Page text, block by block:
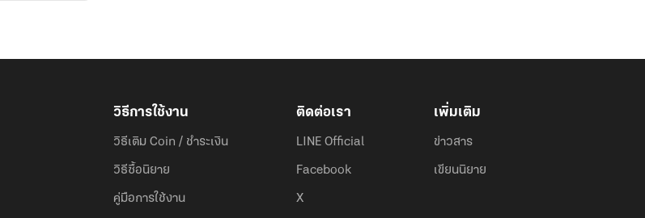
วิธีการใช้งาน
วิธีเติม Coin / ชำระเงิน
วิธีซื้อนิยาย
คู่มือการใช้งาน
ติดต่อเรา
LINE Official
Facebook
X
เพิ่มเติม
ข่าวสาร
เขียนนิยาย